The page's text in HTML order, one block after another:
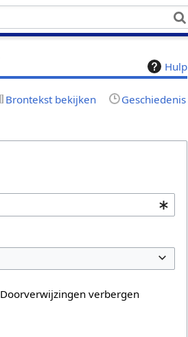
Hulp
Brontekst bekijken Geschiedenis
Doorverwijzingen verbergen